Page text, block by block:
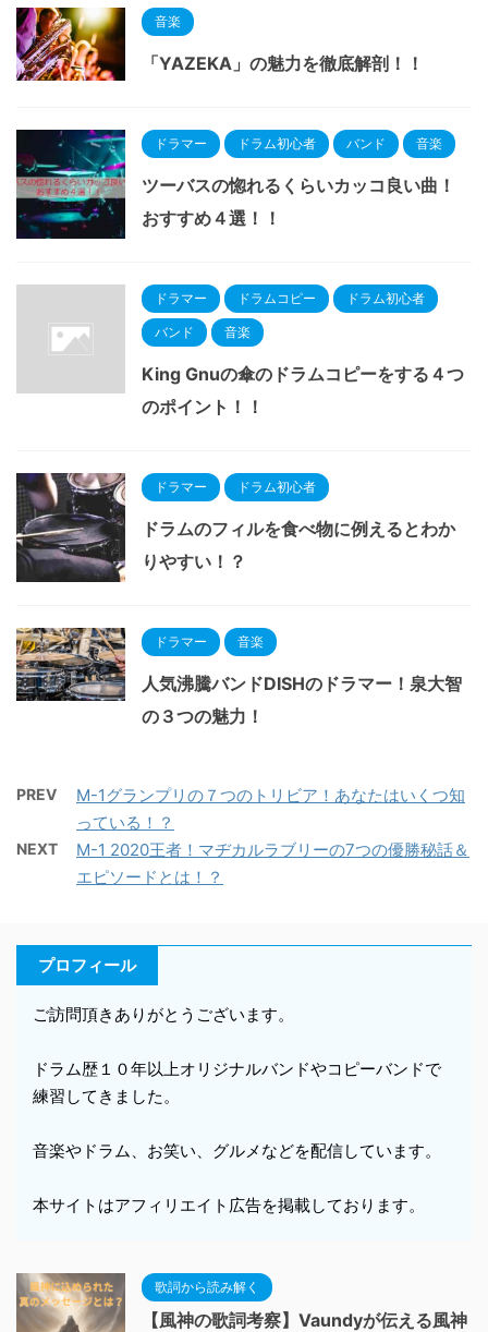
音楽
「YAZEKA」の魅力を徹底解剖！！
ドラマー ドラム初心者 バンド 音楽
ツーバスの惚れるくらいカッコ良い曲！
おすすめ４選！！
ドラマー ドラムコピー ドラム初心者
バンド 音楽
King Gnuの傘のドラムコピーをする４つ
のポイント！！
ドラマー ドラム初心者
ドラムのフィルを食べ物に例えるとわか
りやすい！？
ドラマー 音楽
人気沸騰バンドDISHのドラマー！泉大智
の３つの魅力！
PREV
M-1グランプリの７つのトリビア！あなたはいくつ知
っている！？
NEXT
M-1 2020王者！マヂカルラブリーの7つの優勝秘話＆
エピソードとは！？
プロフィール
ご訪問頂きありがとうございます。
ドラム歴１０年以上オリジナルバンドやコピーバンドで
練習してきました。
音楽やドラム、お笑い、グルメなどを配信しています。
本サイトはアフィリエイト広告を掲載しております。
歌詞から読み解く
【風神の歌詞考察】Vaundyが伝える風神